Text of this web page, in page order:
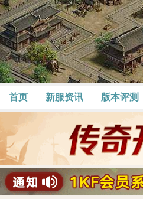
首页 新服资讯 版本评测